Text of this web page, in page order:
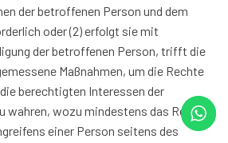
der betroffenen Person und dem
oder (2) erfolgt sie mit
der betroffenen Person, trifft die
Maßnahmen, um die Rechte
berechtigten Interessen der
wahren, wozu mindestens das Recht
einer Person seitens des